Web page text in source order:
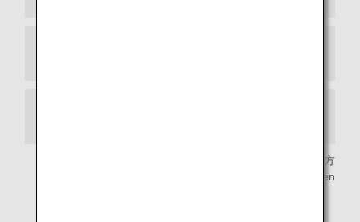
情報提供:旅行・観光の 地球の歩き方
Copyright (C) 地球の歩き方/Gakken